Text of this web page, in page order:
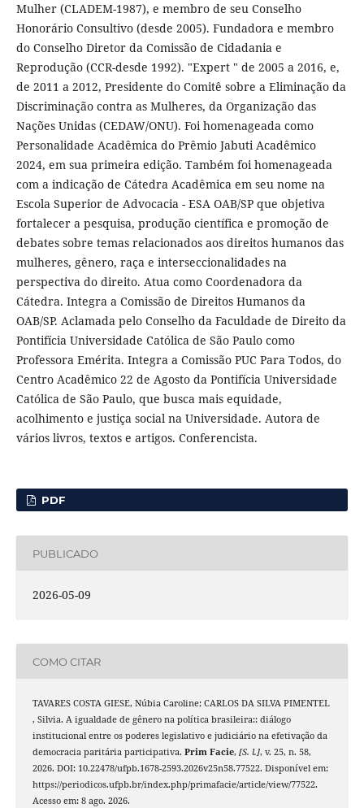
Mulher (CLADEM-1987), e membro de seu Conselho
Honorário Consultivo (desde 2005). Fundadora e membro
do Conselho Diretor da Comissão de Cidadania e
Reprodução (CCR-desde 1992). "Expert " de 2005 a 2016, e,
de 2011 a 2012, Presidente do Comitê sobre a Eliminação da
Discriminação contra as Mulheres, da Organização das
Nações Unidas (CEDAW/ONU). Foi homenageada como
Personalidade Acadêmica do Prêmio Jabuti Acadêmico
2024, em sua primeira edição. Também foi homenageada
com a indicação de Cátedra Acadêmica em seu nome na
Escola Superior de Advocacia - ESA OAB/SP que objetiva
fortalecer a pesquisa, produção científica e promoção de
debates sobre temas relacionados aos direitos humanos das
mulheres, gênero, raça e interseccionalidades na
perspectiva do direito. Atua como Coordenadora da
Cátedra. Integra a Comissão de Direitos Humanos da
OAB/SP. Aclamada pelo Conselho da Faculdade de Direito da
Pontifícia Universidade Católica de São Paulo como
Professora Emérita. Integra a Comissão PUC Para Todos, do
Centro Acadêmico 22 de Agosto da Pontifícia Universidade
Católica de São Paulo, que busca mais equidade,
acolhimento e justiça social na Universidade. Autora de
vários livros, textos e artigos. Conferencista.
PDF
PUBLICADO
2026-05-09
COMO CITAR
TAVARES COSTA GIESE, Núbia Caroline; CARLOS DA SILVA PIMENTEL
, Silvia. A igualdade de gênero na política brasileira:: diálogo
institucional entre os poderes legislativo e judiciário na efetivação da
democracia paritária participativa. Prim Facie, [S. l.], v. 25, n. 58,
2026. DOI: 10.22478/ufpb.1678-2593.2026v25n58.77522. Disponível em:
https://periodicos.ufpb.br/index.php/primafacie/article/view/77522.
Acesso em: 8 ago. 2026.